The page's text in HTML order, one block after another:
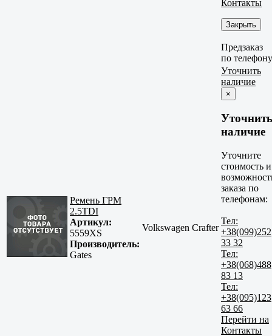
Контакты
Закрыть
Предзаказ
по телефону
Ремень ГРМ
2.5TDI
Артикул:
5559XS
Производитель:
Gates
Volkswagen Crafter
Уточнить
наличие
×
Уточнить
наличие
Уточните
стоимость и
заказа по
телефонам:
Тел:
+38(099)252
33 32
Тел:
+38(068)488
83 13
Тел:
+38(095)123
63 66
Перейти на
Контакты